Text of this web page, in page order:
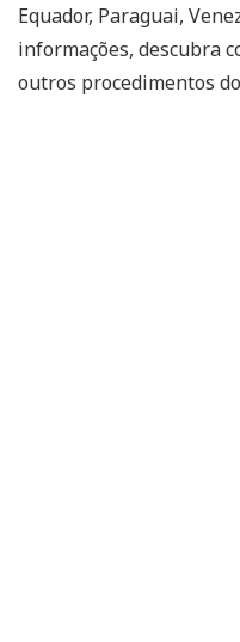
Equador, Paraguai,
informações, descubra
outros procedimentos do